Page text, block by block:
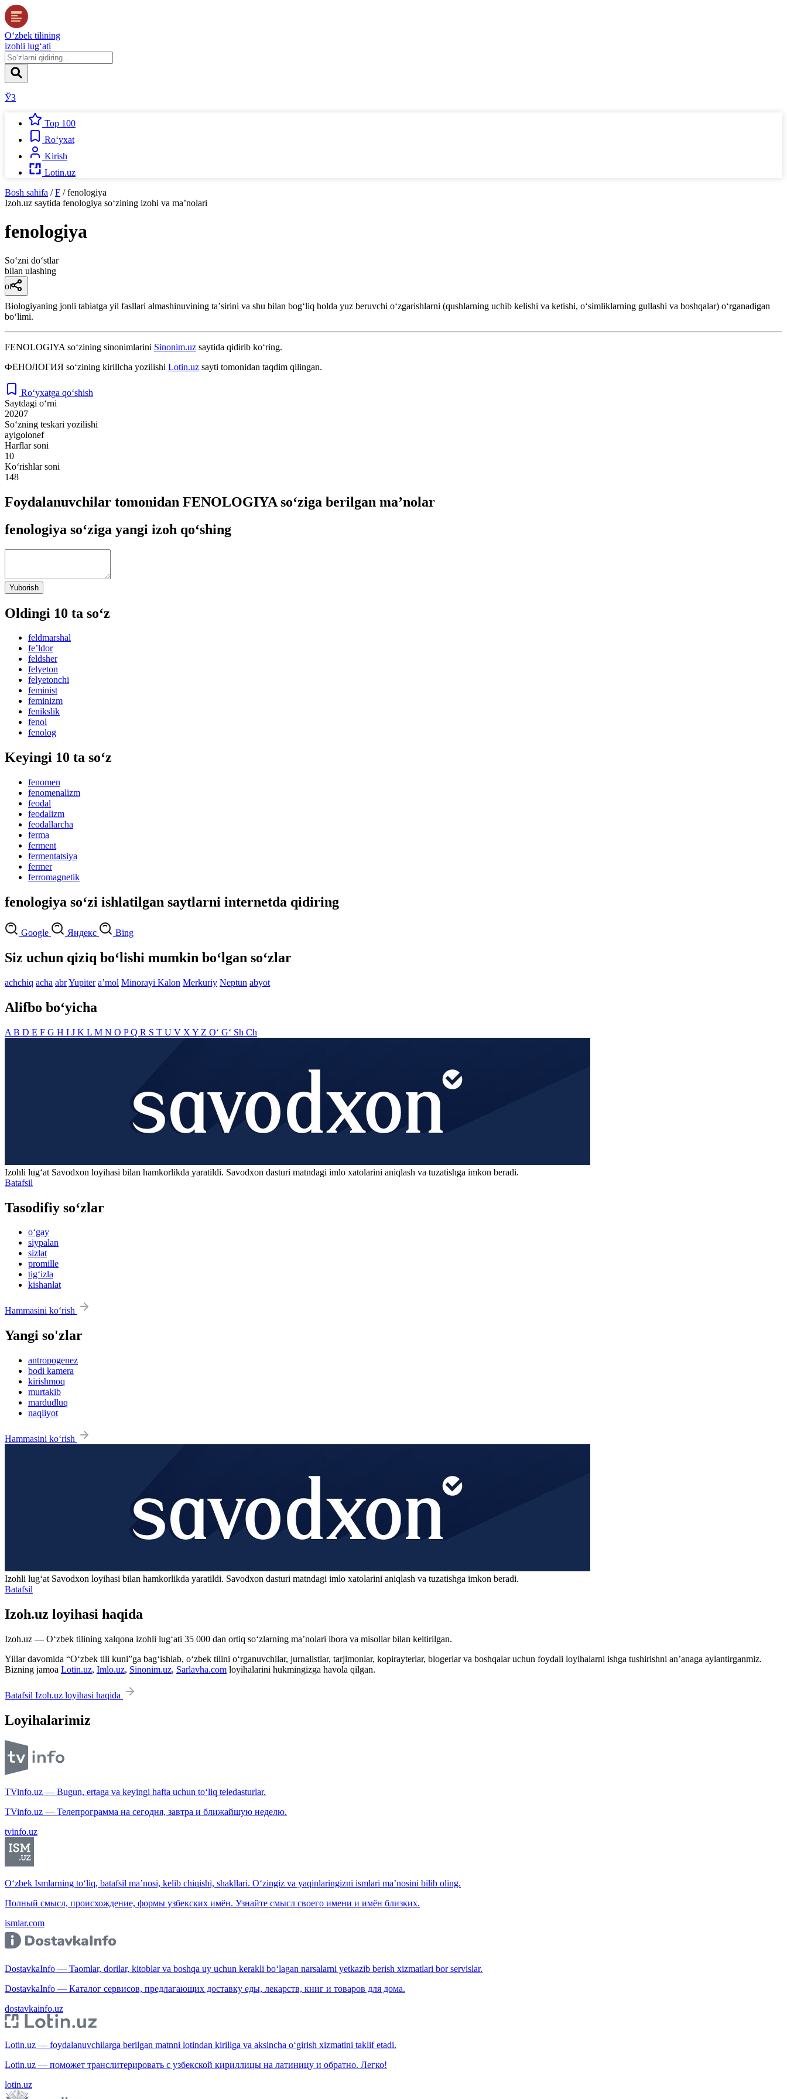
O‘zbek tilining
izohli lug‘ati
ЎЗ
Top 100
Ro‘yxat
Kirish
Lotin.uz
Bosh sahifa / F / fenologiya
Izoh.uz saytida fenologiya so‘zining izohi va ma’nolari
fenologiya
So‘zni do‘stlar
bilan ulashing
ot
Biologiyaning jonli tabiatga yil fasllari almashinuvining taʼsirini va shu bilan bogʻliq holda yuz beruvchi oʻzgarishlarni (qushlarning uchib kelishi va ketishi, oʻsimliklarning gullashi va boshqalar) oʻrganadigan
boʻlimi.
FENOLOGIYA so‘zining sinonimlarini Sinonim.uz saytida qidirib ko‘ring.
ФЕНОЛОГИЯ so‘zining kirillcha yozilishi Lotin.uz sayti tomonidan taqdim qilingan.
Ro‘yxatga qo‘shish
Saytdagi o‘rni
20207
So‘zning teskari yozilishi
ayigolonef
Harflar soni
10
Ko‘rishlar soni
148
Foydalanuvchilar tomonidan FENOLOGIYA so‘ziga berilgan ma’nolar
fenologiya so‘ziga yangi izoh qo‘shing
Yuborish
Oldingi 10 ta so‘z
feldmarshal
feʼldor
feldsher
felyeton
felyetonchi
feminist
feminizm
fenikslik
fenol
fenolog
Keyingi 10 ta so‘z
fenomen
fenomenalizm
feodal
feodalizm
feodallarcha
ferma
ferment
fermentatsiya
fermer
ferromagnetik
fenologiya so‘zi ishlatilgan saytlarni internetda qidiring
Google Яндекс Bing
Siz uchun qiziq bo‘lishi mumkin bo‘lgan so‘zlar
achchiq acha abrYupiter aʼmol Minorayi Kalon Merkuriy Neptun abyot
Alifbo bo‘yicha
A B D E F G H I J K L M N O PQ R S T U V X Y Z O‘ G‘ Sh Ch
Izohli lugʻat Savodxon loyihasi bilan hamkorlikda yaratildi. Savodxon dasturi matndagi imlo xatolarini aniqlash va tuzatishga imkon beradi.
Batafsil
Tasodifiy so‘zlar
o‘gay
siypalan
sizlat
promille
tig‘izla
kishanlat
Hammasini ko‘rish
Yangi so'zlar
antropogenez
bodi kamera
kirishmoq
murtakib
mardudluq
naqliyot
Hammasini ko‘rish
Izohli lugʻat Savodxon loyihasi bilan hamkorlikda yaratildi. Savodxon dasturi matndagi imlo xatolarini aniqlash va tuzatishga imkon beradi.
Batafsil
Izoh.uz loyihasi haqida
Izoh.uz — O‘zbek tilining xalqona izohli lug‘ati 35 000 dan ortiq so‘zlarning ma’nolari ibora va misollar bilan keltirilgan.
Yillar davomida “O‘zbek tili kuni”ga bag‘ishlab, o‘zbek tilini o‘rganuvchilar, jurnalistlar, tarjimonlar, kopirayterlar, blogerlar va boshqalar uchun foydali loyihalarni ishga tushirishni an’anaga aylantirganmiz.
Bizning jamoa Lotin.uz, Imlo.uz, Sinonim.uz, Sarlavha.com loyihalarini hukmingizga havola qilgan.
Batafsil Izoh.uz loyihasi haqida
Loyihalarimiz
TVinfo.uz — Bugun, ertaga va keyingi hafta uchun to‘liq teledasturlar.
TVinfo.uz — Телепрограмма на сегодня, завтра и ближайшую неделю.
tvinfo.uz
O‘zbek Ismlarning to‘liq, batafsil ma’nosi, kelib chiqishi, shakllari. O‘zingiz va yaqinlaringizni ismlari ma’nosini bilib oling.
Полный смысл, происхождение, формы узбекских имён. Узнайте смысл своего имени и имён близких.
ismlar.com
DostavkaInfo — Taomlar, dorilar, kitoblar va boshqa uy uchun kerakli bo‘lagan narsalarni yetkazib berish xizmatlari bor servislar.
DostavkaInfo — Каталог сервисов, предлагающих доставку еды, лекарств, книг и товаров для дома.
dostavkainfo.uz
Lotin.uz — foydalanuvchilarga berilgan matnni lotindan kirillga va aksincha o‘girish xizmatini taklif etadi.
Lotin.uz — поможет транслитерировать с узбекской кириллицы на латиницу и обратно. Легко!
lotin.uz